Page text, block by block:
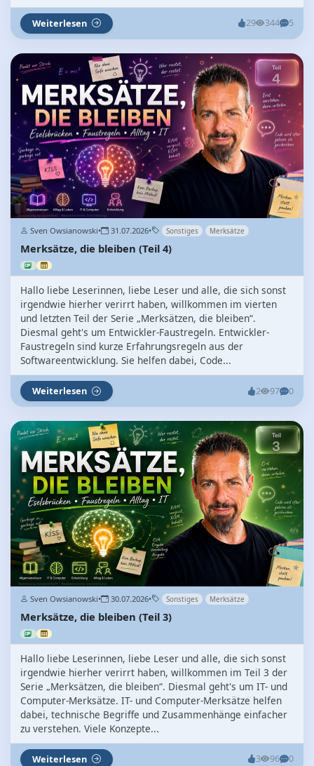
Weiterlesen 29 344 5
Sven Owsianowski• 31.07.2026• Sonstiges Merksätze
Merksätze, die bleiben (Teil 4)
Hallo liebe Leserinnen, liebe Leser und alle, die sich sonst
irgendwie hierher verirrt haben, willkommen im vierten
und letzten Teil der Serie „Merksätzen, die bleiben“.
Diesmal geht's um Entwickler-Faustregeln. Entwickler-
Faustregeln sind kurze Erfahrungsregeln aus der
Softwareentwicklung. Sie helfen dabei, Code...
Weiterlesen 2 97 0
Sven Owsianowski• 30.07.2026• Sonstiges Merksätze
Merksätze, die bleiben (Teil 3)
Hallo liebe Leserinnen, liebe Leser und alle, die sich sonst
irgendwie hierher verirrt haben, willkommen im Teil 3 der
Serie „Merksätzen, die bleiben“. Diesmal geht's um IT- und
Computer-Merksätze. IT- und Computer-Merksätze helfen
dabei, technische Begriffe und Zusammenhänge einfacher
zu verstehen. Viele Konzepte...
Weiterlesen 3 96 0